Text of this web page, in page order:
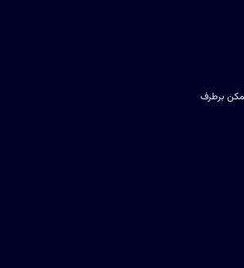
برطرف